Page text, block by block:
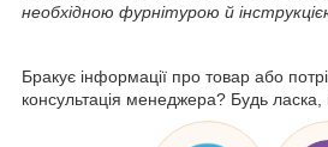
необхідною фурнітурою й
Бракує інформації про товар або
консультація менеджера? Будь ласка,